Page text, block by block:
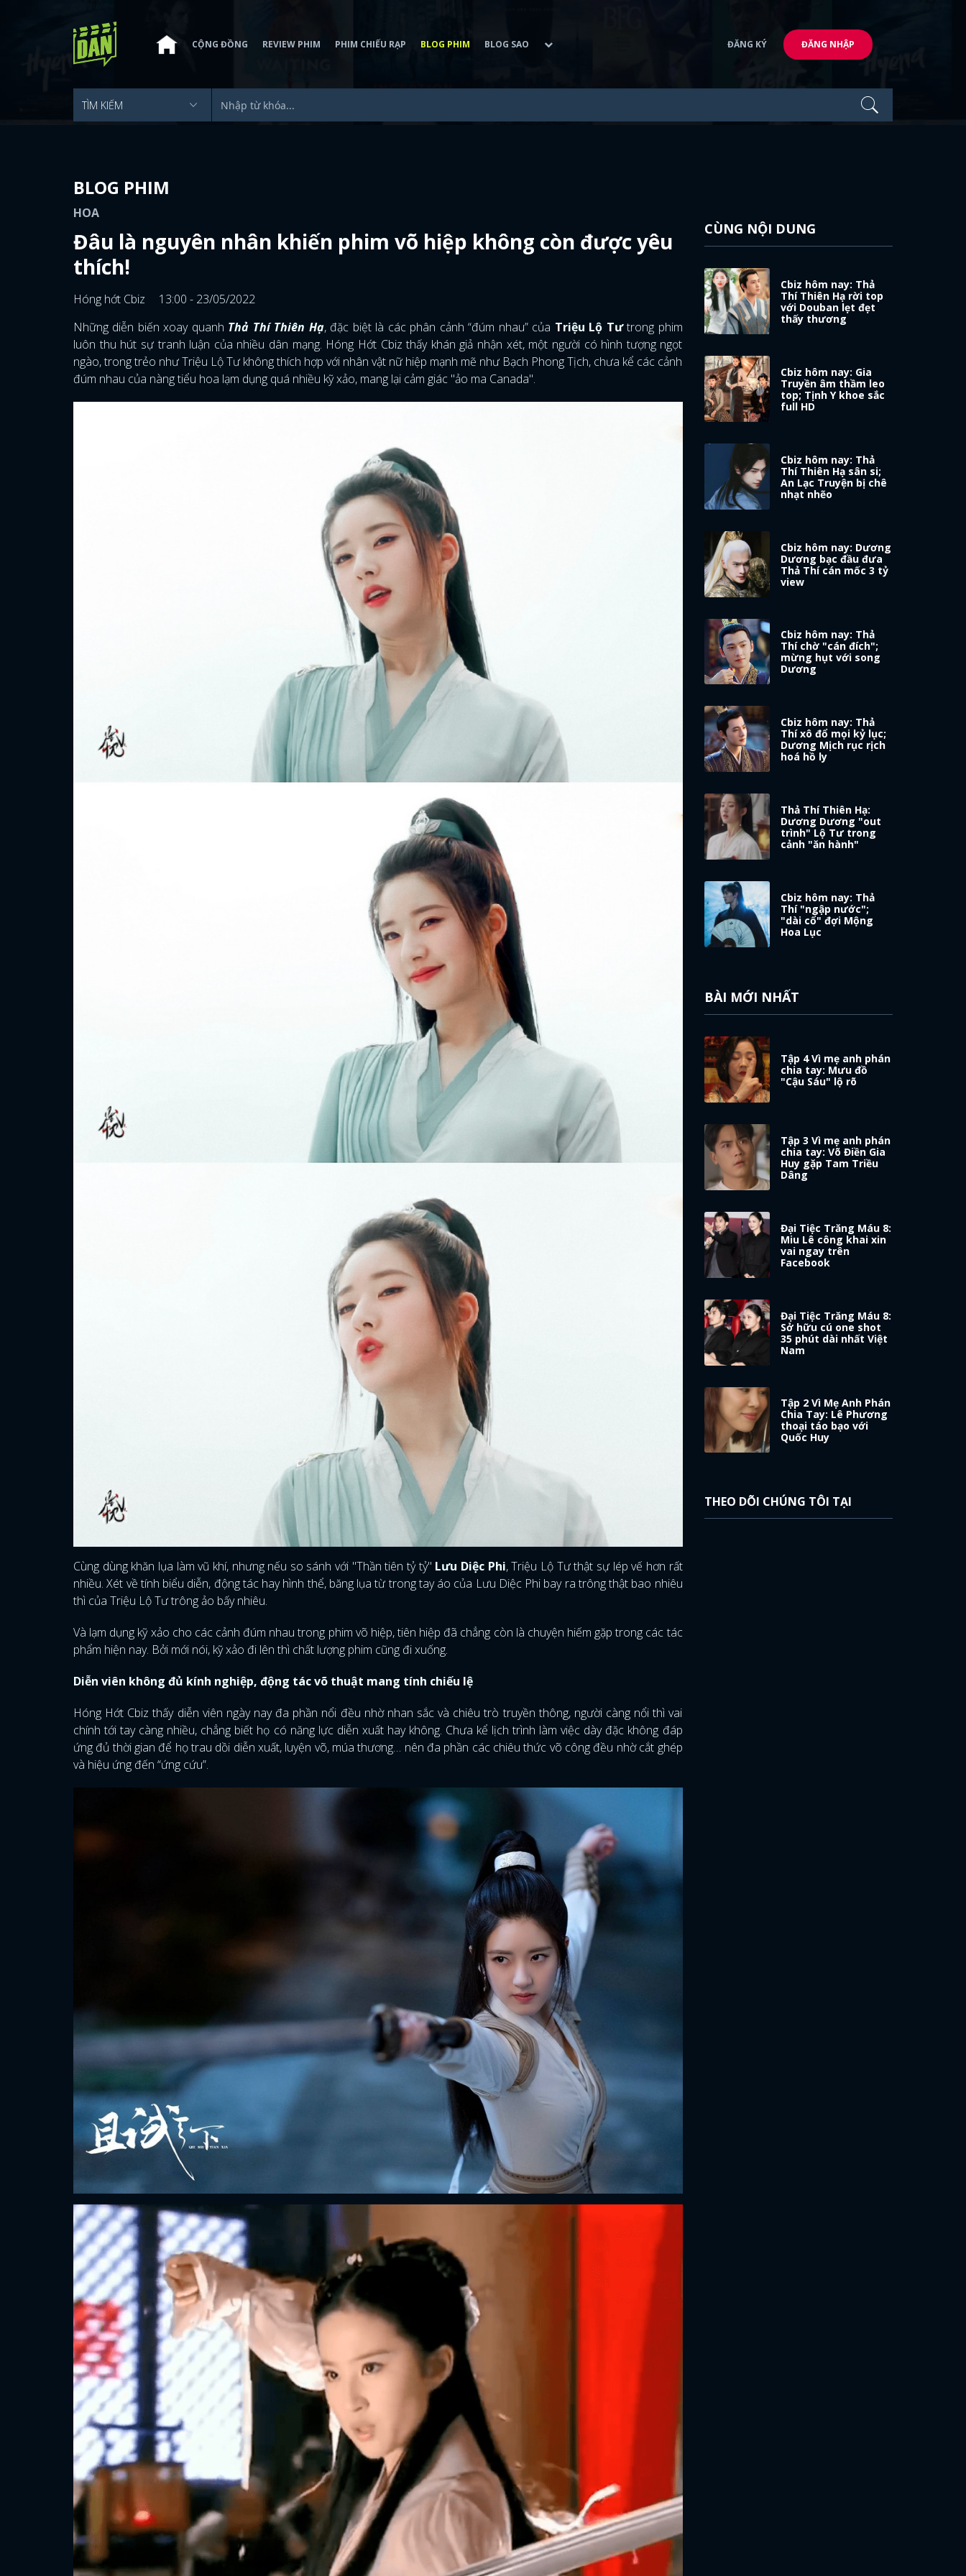
ĐĂNG NHẬP
FACEBOOK GOOGLE
CỘNG ĐỒNG REVIEW PHIM PHIM CHIẾU RẠP BLOG PHIM BLOG SAO ĐĂNG KÝ ĐĂNG NHẬP
BLOG PHIM
HOA
Đâu là nguyên nhân khiến phim võ hiệp không còn được yêu
thích!
Hóng hớt Cbiz
13:00 - 23/05/2022
Những diễn biến xoay quanh Thả Thí Thiên Hạ, đặc biệt là các phân cảnh “đúm nhau” của Triệu Lộ Tưtrong phim
luôn thu hút sự tranh luận của nhiều dân mạng. Hóng Hớt Cbiz thấy khán giả nhận xét, một người có hình tượng ngọt
ngào, trong trẻo như Triệu Lộ Tư không thích hợp với nhân vật nữ hiệp mạnh mẽ như Bạch Phong Tịch, chưa kể các cảnh
đúm nhau của nàng tiểu hoa lạm dụng quá nhiều kỹ xảo, mang lại cảm giác "ảo ma Canada".
Cùng dùng khăn lụa làm vũ khí, nhưng nếu so sánh với "Thần tiên tỷ tỷ" Lưu Diệc Phi, Triệu Lộ Tư thật sự lép vế hơn rất
nhiều. Xét về tính biểu diễn, động tác hay hình thể, băng lụa từ trong tay áo của Lưu Diệc Phi bay ra trông thật bao nhiêu
thì của Triệu Lộ Tư trông ảo bấy nhiêu.
Và lạm dụng kỹ xảo cho các cảnh đúm nhau trong phim võ hiệp, tiên hiệp đã chẳng còn là chuyện hiếm gặp trong các tác
phẩm hiện nay. Bởi mới nói, kỹ xảo đi lên thì chất lượng phim cũng đi xuống.
Diễn viên không đủ kính nghiệp, động tác võ thuật mang tính chiếu lệ
Hóng Hớt Cbiz thấy diễn viên ngày nay đa phần nổi đều nhờ nhan sắc và chiêu trò truyền thông, người càng nổi thì vai
chính tới tay càng nhiều, chẳng biết họ có năng lực diễn xuất hay không. Chưa kể lịch trình làm việc dày đặc không đáp
ứng đủ thời gian để họ trau dồi diễn xuất, luyện võ, múa thương… nên đa phần các chiêu thức võ công đều nhờ cắt ghép
và hiệu ứng đến “ứng cứu”.
CÙNG NỘI DUNG
Cbiz hôm nay: Thả
Thí Thiên Hạ rời top
với Douban lẹt đẹt
thấy thương
Cbiz hôm nay: Gia
Truyền âm thầm leo
top; Tịnh Y khoe sắc
full HD
Cbiz hôm nay: Thả
Thí Thiên Hạ sân si;
An Lạc Truyện bị chê
nhạt nhẽo
Cbiz hôm nay: Dương
Dương bạc đầu đưa
Thả Thí cán mốc 3 tỷ
view
Cbiz hôm nay: Thả
Thí chờ "cán đích";
mừng hụt với song
Dương
Cbiz hôm nay: Thả
Thí xô đổ mọi kỷ lục;
Dương Mịch rục rịch
hoá hồ ly
Thả Thí Thiên Hạ:
Dương Dương "out
trình" Lộ Tư trong
cảnh "ăn hành"
Cbiz hôm nay: Thả
Thí "ngập nước";
"dài cổ" đợi Mộng
Hoa Lục
BÀI MỚI NHẤT
Tập 4 Vì mẹ anh phán
chia tay: Mưu đồ
"Cậu Sáu" lộ rõ
Tập 3 Vì mẹ anh phán
chia tay: Võ Điền Gia
Huy gặp Tam Triều
Dâng
Đại Tiệc Trăng Máu 8:
Miu Lê công khai xin
vai ngay trên
Facebook
Đại Tiệc Trăng Máu 8:
Sở hữu cú one shot
35 phút dài nhất Việt
Nam
Tập 2 Vì Mẹ Anh Phán
Chia Tay: Lê Phương
thoại táo bạo với
Quốc Huy
THEO DÕI CHÚNG TÔI TẠI